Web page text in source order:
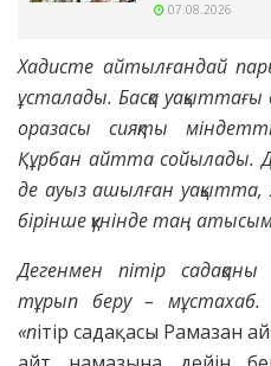
07.08.2026
Хадисте айтылғандай
ұсталады. Басқа
оразасы сияқты
Құрбан айтта сойылады.
де ауыз ашылған
бірінше қүнінде таң
Дегенмен пітір
тұрып беру –
«пітір садақасы Рамазан